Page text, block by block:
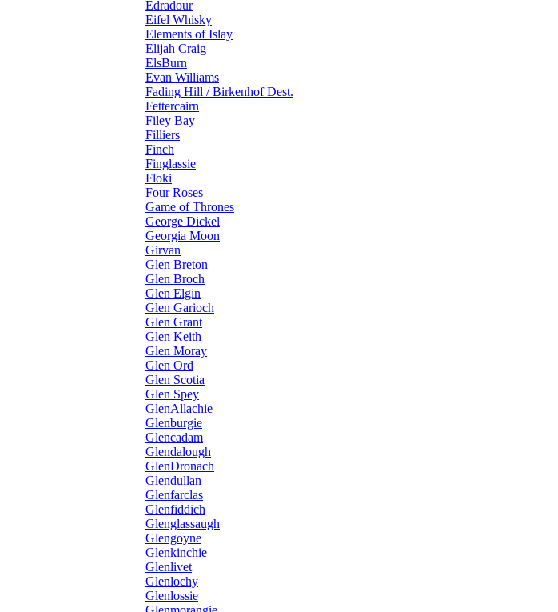
Edradour
Eifel Whisky
Elements of Islay
Elijah Craig
ElsBurn
Evan Williams
Fading Hill / Birkenhof Dest.
Fettercairn
Filey Bay
Filliers
Finch
Finglassie
Floki
Four Roses
Game of Thrones
George Dickel
Georgia Moon
Girvan
Glen Breton
Glen Broch
Glen Elgin
Glen Garioch
Glen Grant
Glen Keith
Glen Moray
Glen Ord
Glen Scotia
Glen Spey
GlenAllachie
Glenburgie
Glencadam
Glendalough
GlenDronach
Glendullan
Glenfarclas
Glenfiddich
Glenglassaugh
Glengoyne
Glenkinchie
Glenlivet
Glenlochy
Glenlossie